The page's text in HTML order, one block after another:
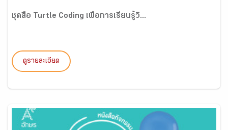
ชุดสื่อ Turtle Coding เพื่อการเรียนรู้วิ...
ดูรายละเอียด